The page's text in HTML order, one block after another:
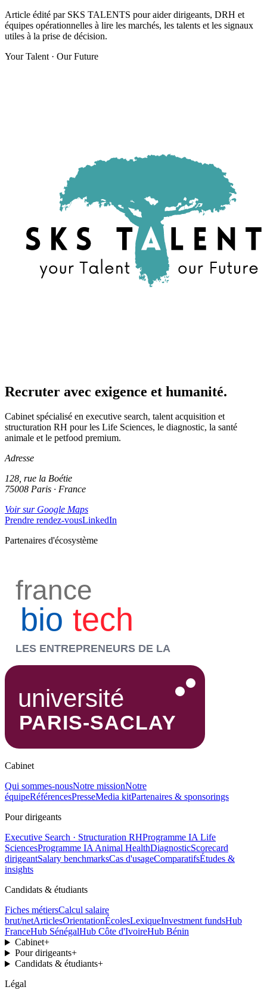
Article édité par SKS TALENTS pour aider dirigeants, DRH et
équipes opérationnelles à lire les marchés, les talents et les signaux
utiles à la prise de décision.
Your Talent · Our Future
Recruter avec exigence et humanité.
Cabinet spécialisé en executive search, talent acquisition et
structuration RH pour les Life Sciences, le diagnostic, la santé
animale et le petfood premium.
Adresse
128, rue la Boétie
75008 Paris · France
Voir sur Google Maps
Prendre rendez-vousLinkedIn
Partenaires d'écosystème
Cabinet
Qui sommes-nousNotre missionNotre
équipeRéférencesPresseMedia kitPartenaires & sponsorings
Pour dirigeants
Executive Search · Structuration RHProgramme IA Life
SciencesProgramme IA Animal HealthDiagnosticScorecard
dirigeantSalary benchmarksCas d'usageComparatifsÉtudes &
insights
Candidats & étudiants
Fiches métiersCalcul salaire
brut/netArticlesOrientationÉcolesLexiqueInvestment fundsHub
FranceHub SénégalHub Côte d'IvoireHub Bénin
Cabinet+
Pour dirigeants+
Candidats & étudiants+
Légal